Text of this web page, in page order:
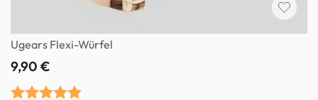
Ugears Flexi-Würfel
9,90 €